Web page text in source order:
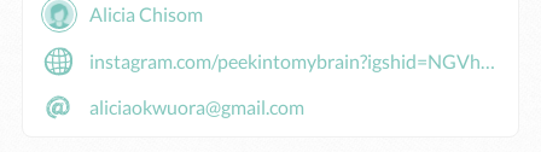
Alicia Chisom
aliciaokwuora@gmail.com